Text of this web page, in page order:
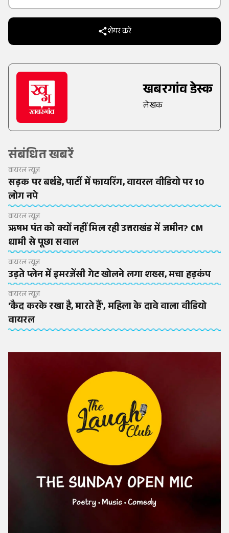
शेयर करें
खबरगांव डेस्क
लेखक
संबंधित खबरें
वायरल न्यूज़
सड़क पर बर्थडे, पार्टी में फायरिंग, वायरल वीडियो पर 10
लोग नपे
वायरल न्यूज़
ऋषभ पंत को क्यों नहीं मिल रही उत्तराखंड में जमीन? CM
धामी से पूछा सवाल
वायरल न्यूज़
उड़ते प्लेन में इमरजेंसी गेट खोलने लगा शख्स, मचा हड़कंप
वायरल न्यूज़
'कैद करके रखा है, मारते हैं', महिला के दावे वाला वीडियो
वायरल